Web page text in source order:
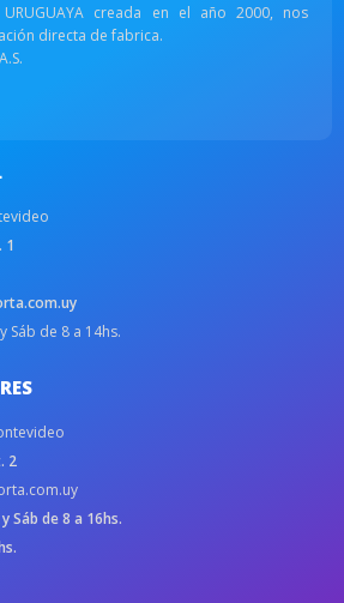
creada en el año 2000, nos
directa de fabrica.
1
Sáb de 8 a 14hs.
2
Sáb de 8 a 16hs.